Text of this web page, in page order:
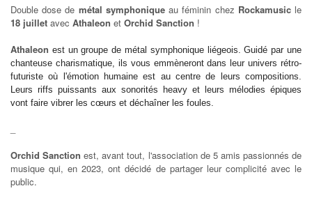
Double dose de métal symphoniqueau féminin chez Rockamusicle
18 juillet avec Athaleon et Orchid Sanction !
Athaleon est un groupe de métal symphonique liégeois. Guidé par une
chanteuse charismatique, ils vous emmèneront dans leur univers rétro-
futuriste où l'émotion humaine est au centre de leurs compositions.
Leurs riffs puissants aux sonorités heavy et leurs mélodies épiques
vont faire vibrer les cœurs et déchaîner les foules.
Orchid Sanction est, avant tout, l'association de 5 amis passionnés de
musique qui, en 2023, ont décidé de partager leur complicité avec le
public.